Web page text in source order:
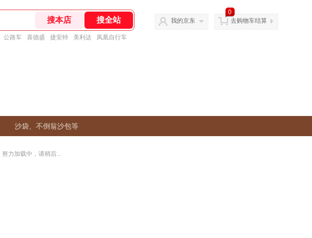
公路车 喜德盛 捷安特 美利达 凤凰自行车
我的京东
0
去购物车结算
沙袋、不倒翁沙包等
努力加载中，请稍后...